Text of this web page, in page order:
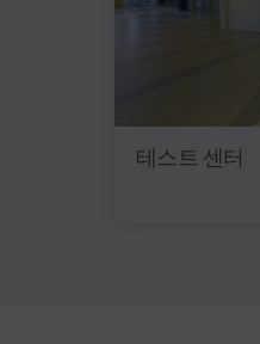
테스트 센터